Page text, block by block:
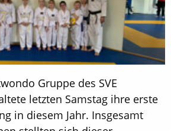
Gruppe des SVE
letzten Samstag ihre erste
in diesem Jahr. Insgesamt